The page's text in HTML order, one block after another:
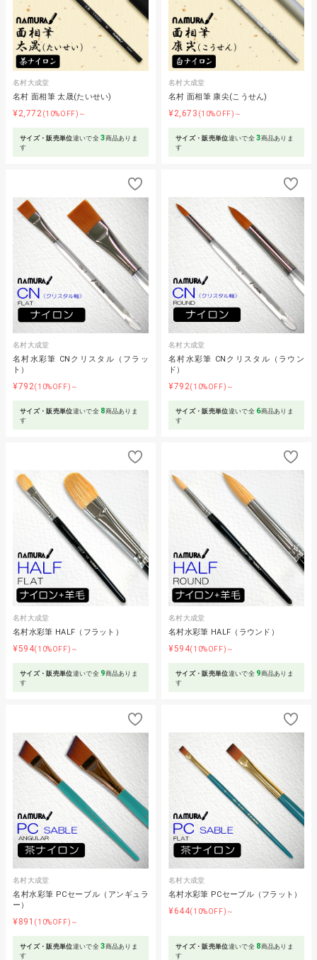
名村大成堂
名村 面相筆 太晟(たいせい)
¥2,772 (10%OFF)～
サイズ・販売単位違いで全3商品ありま
す
名村大成堂
名村 面相筆 康尖(こうせん)
¥2,673 (10%OFF)～
サイズ・販売単位違いで全3商品ありま
す
名村大成堂
名村水彩筆 CNクリスタル（フラッ
ト）
¥792(10%OFF)～
サイズ・販売単位違いで全 8商品ありま
す
名村大成堂
名村水彩筆 CNクリスタル（ラウン
ド）
¥792(10%OFF)～
サイズ・販売単位違いで全 6商品ありま
す
名村大成堂
名村水彩筆 HALF（フラット）
¥594(10%OFF)～
サイズ・販売単位違いで全 9商品ありま
す
名村大成堂
名村水彩筆 HALF（ラウンド）
¥594(10%OFF)～
サイズ・販売単位違いで全 9商品ありま
す
名村大成堂
名村水彩筆 PCセーブル（アンギュラ
ー）
¥891 (10%OFF)～
サイズ・販売単位違いで全3商品ありま
す
名村大成堂
名村水彩筆 PCセーブル（フラット）
¥644(10%OFF)～
サイズ・販売単位違いで全 8商品ありま
す